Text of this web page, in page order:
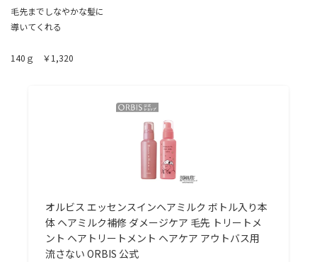
毛先までしなやかな髪に
導いてくれる
140ｇ ￥1,320
オルビス エッセンスインヘアミルク ボトル入り本
体 ヘアミルク補修 ダメージケア 毛先 トリートメ
ント ヘアトリートメント ヘアケア アウトバス用
流さない ORBIS 公式